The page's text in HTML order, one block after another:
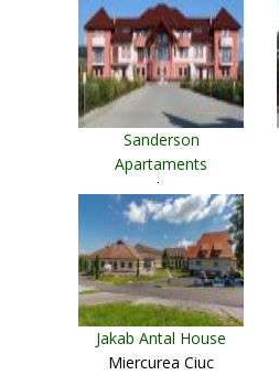
Sanderson
Apartaments
Delnita
Jakab Antal House
Miercurea Ciuc